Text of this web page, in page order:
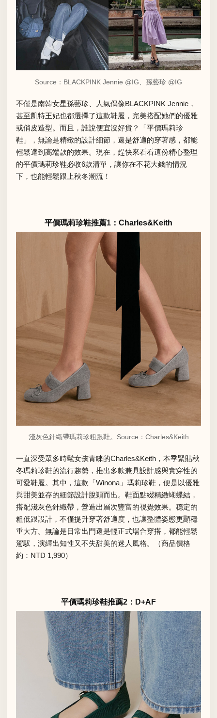
Source： BLACKPINK Jennie @IG 孫藝珍 @IG
不僅是南韓女星孫藝珍、人氣偶像BLACKPINK Jennie，
甚至凱特王妃也都選擇了這款鞋履，完美搭配她們的優雅
或俏皮造型。而且，誰說便宜沒好貨？「平價瑪莉珍
鞋」，無論是精緻的設計細節，還是舒適的穿著感，都能
輕鬆達到高端款的效果。現在，趕快來看看這份精心整理
的平價瑪莉珍鞋必收6款清單，讓你在不花大錢的情況
下，也能輕鬆跟上秋冬潮流！
平價瑪莉珍鞋推薦1：Charles&Keith
淺灰色針織帶瑪莉珍粗跟鞋。Source： Charles&Keith
一直深受眾多時髦女孩青睞的Charles&Keith，本季緊貼秋
冬瑪莉珍鞋的流行趨勢，推出多款兼具設計感與實穿性的
可愛鞋履。其中，這款「Winona」瑪莉珍鞋，便是以優雅
與甜美並存的細節設計脫穎而出。鞋面點綴精緻蝴蝶結，
搭配淺灰色針織帶，營造出層次豐富的視覺效果。穩定的
粗低跟設計，不僅提升穿著舒適度，也讓整體姿態更顯穩
重大方。無論是日常出門還是輕正式場合穿搭，都能輕鬆
駕馭，演繹出知性又不失甜美的迷人風格。（商品價格
約：NTD 1,990）
平價瑪莉珍鞋推薦2：D+AF